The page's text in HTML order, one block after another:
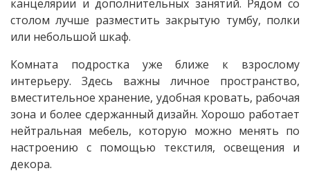
канцелярии и дополнительных занятий. Рядом со
столом лучше разместить закрытую тумбу, полки
или небольшой шкаф.
Комната подростка уже ближе к взрослому
интерьеру. Здесь важны личное пространство,
вместительное хранение, удобная кровать, рабочая
зона и более сдержанный дизайн. Хорошо работает
нейтральная мебель, которую можно менять по
настроению с помощью текстиля, освещения и
декора.